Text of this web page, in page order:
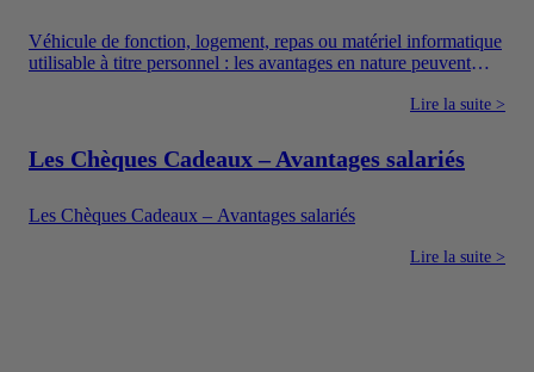
Véhicule de fonction, logement, repas ou matériel informatique
utilisable à titre personnel : les avantages en nature peuvent
également un moyen pour l’entreprise de proposer une
en argent.
Lire la suite >
Les Chèques Cadeaux – Avantages salariés
Les Chèques Cadeaux – Avantages salariés
Lire la suite >